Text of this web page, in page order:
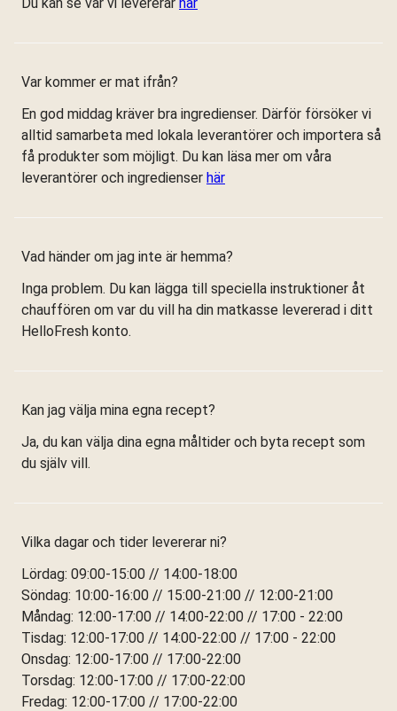
Var kommer er mat ifrån?
En god middag kräver bra ingredienser. Därför försöker vi
alltid samarbeta med lokala leverantörer och importera så
få produkter som möjligt. Du kan läsa mer om våra
leverantörer och ingredienser här
Vad händer om jag inte är hemma?
Inga problem. Du kan lägga till speciella instruktioner åt
chauffören om var du vill ha din matkasse levererad i ditt
HelloFresh konto.
Kan jag välja mina egna recept?
Ja, du kan välja dina egna måltider och byta recept som
du själv vill.
Vilka dagar och tider levererar ni?
Lördag: 09:00-15:00 // 14:00-18:00
Söndag: 10:00-16:00 // 15:00-21:00 // 12:00-21:00
Måndag: 12:00-17:00 // 14:00-22:00 // 17:00 - 22:00
Tisdag: 12:00-17:00 // 14:00-22:00 // 17:00 - 22:00
Onsdag: 12:00-17:00 // 17:00-22:00
Torsdag: 12:00-17:00 // 17:00-22:00
Fredag: 12:00-17:00 // 17:00-22:00